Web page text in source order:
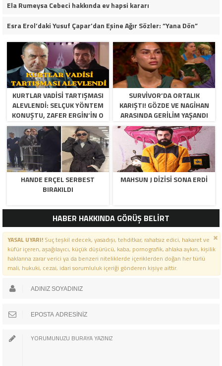
Ela Rumeysa Cebeci hakkında ev hapsi kararı
Esra Erol’daki Yusuf Çapar’dan Eşine Ağır Sözler: “Yana Dön”
KURTLAR VADISI TARTIŞMASI
ALEVLENDI: SELÇUK YÖNTEM
KONUŞTU, ZAFER ERGIN’IN O
SÖZLERI YENIDEN GÜNDEM
OLDU!
SURVIVOR’DA ORTALIK
KARIŞTI! GÖZDE VE NAGIHAN
ARASINDA GERILIM YAŞANDI
HANDE ERÇEL SERBEST
BIRAKILDI
MAHSUN J DIZISI SONA ERDI
HABER HAKKINDA GÖRÜŞ BELİRT
YASAL UYARI!Suç teşkil edecek, yasadışı, tehditkar, rahatsız edici, hakaret ve
küfür içeren, aşağılayıcı, küçük düşürücü, kaba, pornografik, ahlaka aykırı, kişilik
haklarına zarar verici ya da benzeri niteliklerde içeriklerden doğan her türlü
mali, hukuki, cezai, idari sorumluluk içeriği gönderen kişiye aittir.